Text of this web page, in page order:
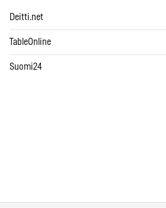
Deitti.net
TableOnline
Suomi24